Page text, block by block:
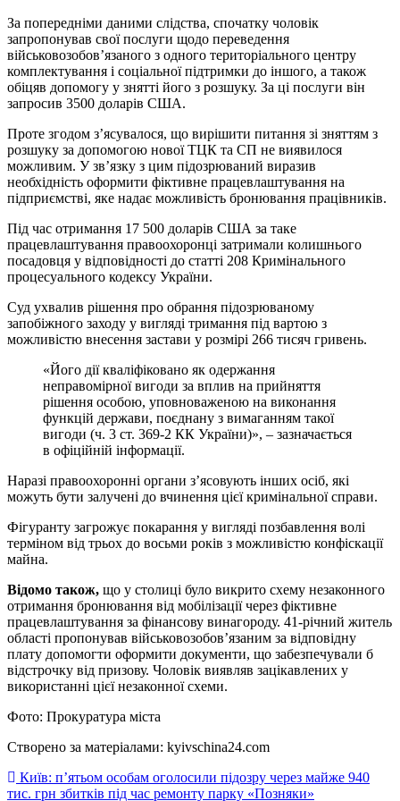
За попередніми даними слідства, спочатку чоловік
запропонував свої послуги щодо переведення
військовозобов’язаного з одного територіального центру
комплектування і соціальної підтримки до іншого, а також
обіцяв допомогу у знятті його з розшуку. За ці послуги він
запросив 3500 доларів США.
Проте згодом з’ясувалося, що вирішити питання зі зняттям з
розшуку за допомогою нової ТЦК та СП не виявилося
можливим. У зв’язку з цим підозрюваний виразив
необхідність оформити фіктивне працевлаштування на
підприємстві, яке надає можливість бронювання працівників.
Під час отримання 17 500 доларів США за таке
працевлаштування правоохоронці затримали колишнього
посадовця у відповідності до статті 208 Кримінального
процесуального кодексу України.
Суд ухвалив рішення про обрання підозрюваному
запобіжного заходу у вигляді тримання під вартою з
можливістю внесення застави у розмірі 266 тисяч гривень.
«Його дії кваліфіковано як одержання
неправомірної вигоди за вплив на прийняття
рішення особою, уповноваженою на виконання
функцій держави, поєднану з вимаганням такої
вигоди (ч. 3 ст. 369-2 КК України)», – зазначається
в офіційній інформації.
Наразі правоохоронні органи з’ясовують інших осіб, які
можуть бути залучені до вчинення цієї кримінальної справи.
Фігуранту загрожує покарання у вигляді позбавлення волі
терміном від трьох до восьми років з можливістю конфіскації
майна.
Відомо також, що у столиці було викрито схему незаконного
отримання бронювання від мобілізації через фіктивне
працевлаштування за фінансову винагороду. 41-річний житель
області пропонував військовозобов’язаним за відповідну
плату допомогти оформити документи, що забезпечували б
відстрочку від призову. Чоловік виявляв зацікавлених у
використанні цієї незаконної схеми.
Фото: Прокуратура міста
Створено за матеріалами: kyivschina24.com
Навігація
Київ: п’ятьом особам оголосили підозру через майже 940
тис. грн збитків під час ремонту парку «Позняки»